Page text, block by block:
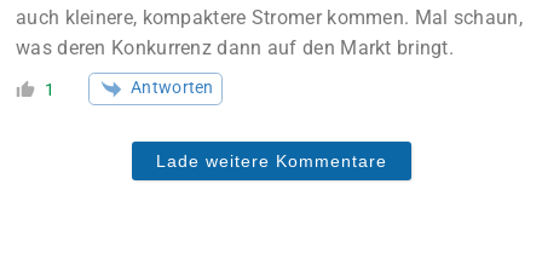
auch kleinere, kompaktere Stromer kommen. Mal schaun,
was deren Konkurrenz dann auf den Markt bringt.
1 Antworten
Lade weitere Kommentare